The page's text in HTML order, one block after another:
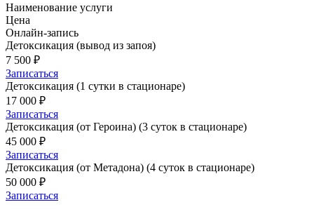
Наименование услуги
Цена
Онлайн-запись
Детоксикация (вывод из запоя)
7 500 ₽
Записаться
Детоксикация (1 сутки в стационаре)
17 000 ₽
Записаться
Детоксикация (от Героина) (3 суток в стационаре)
45 000 ₽
Записаться
Детоксикация (от Метадона) (4 суток в стационаре)
50 000 ₽
Записаться